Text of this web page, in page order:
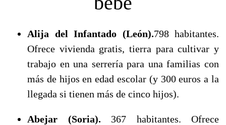
Alija del Infantado (León).798 habitantes.
Ofrece vivienda gratis, tierra para cultivar y
trabajo en una serrería para una familias con
más de hijos en edad escolar (y 300 euros a la
llegada si tienen más de cinco hijos).
Abejar (Soria). 367 habitantes. Ofrece